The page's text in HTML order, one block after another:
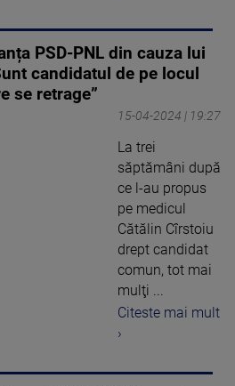
PSD-PNL din cauza lui
candidatul de pe locul
se retrage”
15-04-2024 | 19:27
La trei
săptămâni după
ce l-au propus
pe medicul
Cătălin Cîrstoiu
drept candidat
comun, tot mai
mulţi ...
Citeste mai mult
›